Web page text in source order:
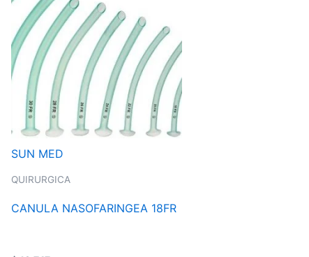
SUN MED
QUIRURGICA
CANULA NASOFARINGEA 18FR